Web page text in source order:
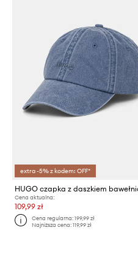
extra -5% z kodem: OFF*
Cena aktualna:
109,99 zł
Cena regularna:199,99 zł
Najniższa cena:119,99 zł